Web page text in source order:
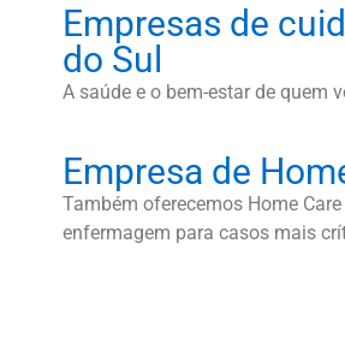
Empresas de
do Sul
A saúde e o bem-estar de quem
Empresa de
Também oferecemos Home
enfermagem para casos mais